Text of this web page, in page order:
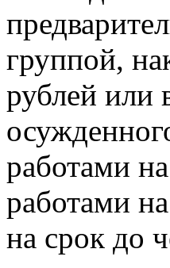
группой,
рублей или
работами
работами
на срок до